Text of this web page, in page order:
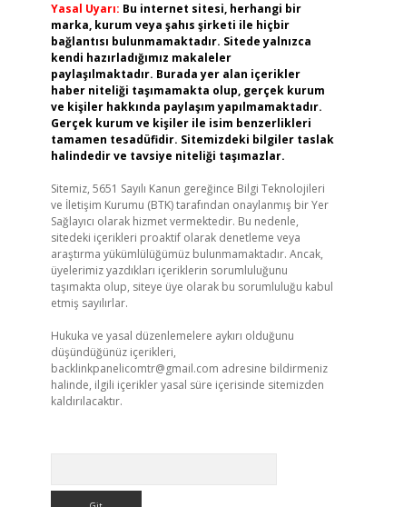
Yasal Uyarı: Bu internet sitesi, herhangi bir
marka, kurum veya şahıs şirketi ile hiçbir
bağlantısı bulunmamaktadır. Sitede yalnızca
kendi hazırladığımız makaleler
paylaşılmaktadır. Burada yer alan içerikler
haber niteliği taşımamakta olup, gerçek kurum
ve kişiler hakkında paylaşım yapılmamaktadır.
Gerçek kurum ve kişiler ile isim benzerlikleri
tamamen tesadüfidir. Sitemizdeki bilgiler taslak
halindedir ve tavsiye niteliği taşımazlar.
Sitemiz, 5651 Sayılı Kanun gereğince Bilgi Teknolojileri
ve İletişim Kurumu (BTK) tarafından onaylanmış bir Yer
Sağlayıcı olarak hizmet vermektedir. Bu nedenle,
sitedeki içerikleri proaktif olarak denetleme veya
araştırma yükümlülüğümüz bulunmamaktadır. Ancak,
üyelerimiz yazdıkları içeriklerin sorumluluğunu
taşımakta olup, siteye üye olarak bu sorumluluğu kabul
etmiş sayılırlar.
Hukuka ve yasal düzenlemelere aykırı olduğunu
düşündüğünüz içerikleri,
backlinkpanelicomtr@gmail.com adresine bildirmeniz
halinde, ilgili içerikler yasal süre içerisinde sitemizden
kaldırılacaktır.